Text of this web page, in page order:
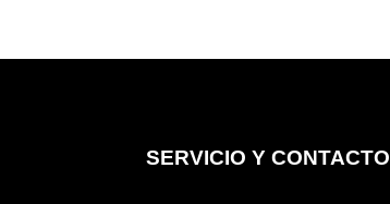
SERVICIO Y CONTACTO